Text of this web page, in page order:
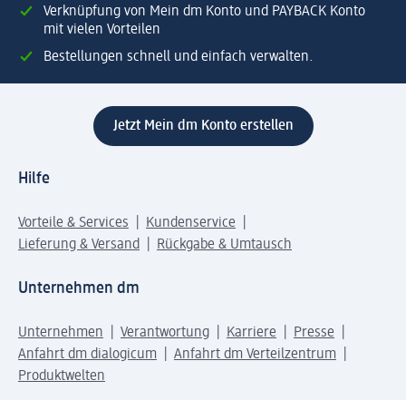
Verknüpfung von Mein dm Konto und PAYBACK Konto
mit vielen Vorteilen
Bestellungen schnell und einfach verwalten.
Jetzt Mein dm Konto erstellen
Hilfe
Vorteile & Services
Kundenservice
Lieferung & Versand
Rückgabe & Umtausch
Unternehmen dm
Unternehmen Verantwortung Karriere
Presse
Anfahrt dm dialogicum
Anfahrt dm Verteilzentrum
Produktwelten